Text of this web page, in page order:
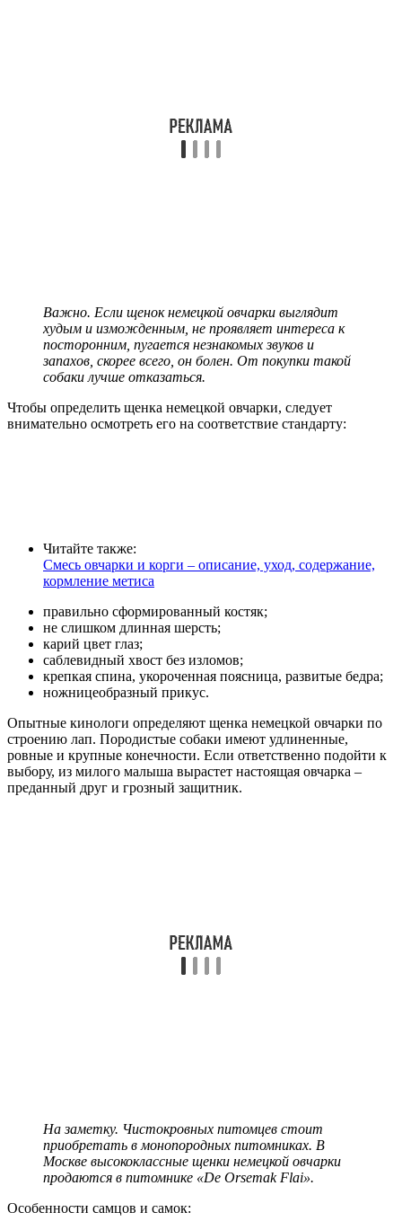
Важно. Если щенок немецкой овчарки выглядит
худым и изможденным, не проявляет интереса к
посторонним, пугается незнакомых звуков и
запахов, скорее всего, он болен. От покупки такой
собаки лучше отказаться.
Чтобы определить щенка немецкой овчарки, следует
внимательно осмотреть его на соответствие стандарту:
Читайте также:
Смесь овчарки и корги – описание, уход, содержание,
кормление метиса
правильно сформированный костяк;
не слишком длинная шерсть;
карий цвет глаз;
саблевидный хвост без изломов;
крепкая спина, укороченная поясница, развитые бедра;
ножницеобразный прикус.
Опытные кинологи определяют щенка немецкой овчарки по
строению лап. Породистые собаки имеют удлиненные,
ровные и крупные конечности. Если ответственно подойти к
выбору, из милого малыша вырастет настоящая овчарка –
преданный друг и грозный защитник.
На заметку. Чистокровных питомцев стоит
приобретать в монопородных питомниках. В
Москве высококлассные щенки немецкой овчарки
продаются в питомнике «De OrsemakFlai».
Особенности самцов и самок: